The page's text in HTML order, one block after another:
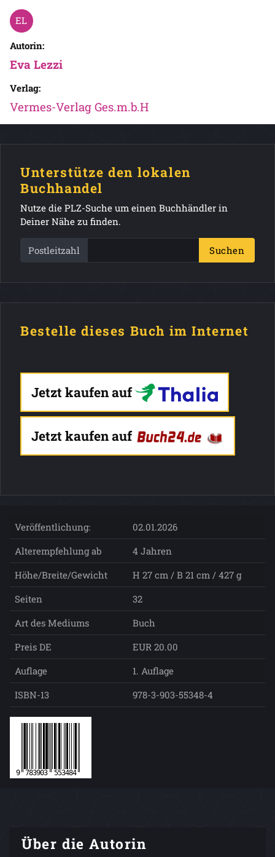
Autorin:
Eva Lezzi
Verlag:
Vermes-Verlag Ges.m.b.H
Unterstütze den lokalen
Buchhandel
Nutze die PLZ-Suche um einen Buchhändler in
Deiner Nähe zu finden.
Postleitzahl Suchen
Bestelle dieses Buch im Internet
Jetzt kaufen auf
Jetzt kaufen auf
Veröffentlichung:
02.01.2026
Alterempfehlung ab
4 Jahren
Höhe/Breite/Gewicht
H 27 cm / B 21 cm / 427 g
Seiten
32
Art des Mediums
Buch
Preis DE
EUR 20.00
Auflage
1. Auflage
ISBN-13
978-3-903-55348-4
Über die Autorin